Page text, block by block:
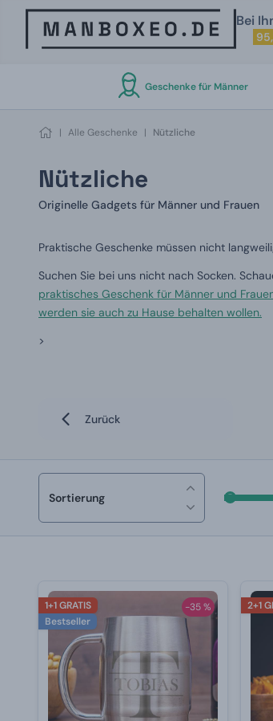
Bei
Geschenke für Männer
| Alle Geschenke | Nützliche
Nützliche
Originelle Gadgets für Männer und Frauen
Praktische Geschenke müssen nicht
Suchen Sie bei uns nicht nach Socken.
praktisches Geschenk für Männer und
werden sie auch zu Hause behalten wollen.
>
Zurück
Sortierung
-35 %
1+1 GRATIS
Bestseller
2+1